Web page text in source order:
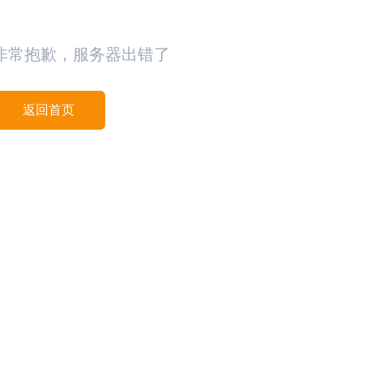
常抱歉，服务器出错了
返回首页